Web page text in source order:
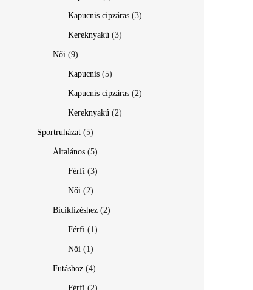
Kapucnis cipzáras (3)
Kereknyakú (3)
Női (9)
Kapucnis (5)
Kapucnis cipzáras (2)
Kereknyakú (2)
Sportruházat (5)
Általános (5)
Férfi (3)
Női (2)
Biciklizéshez (2)
Férfi (1)
Női (1)
Futáshoz (4)
Férfi (2)